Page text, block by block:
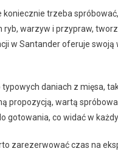
koniecznie trzeba
warzyw i przypraw,
w Santander oferuje
daniach z mięsa,
propozycją, wartą
gotowania, co widać w
zarezerwować czas na